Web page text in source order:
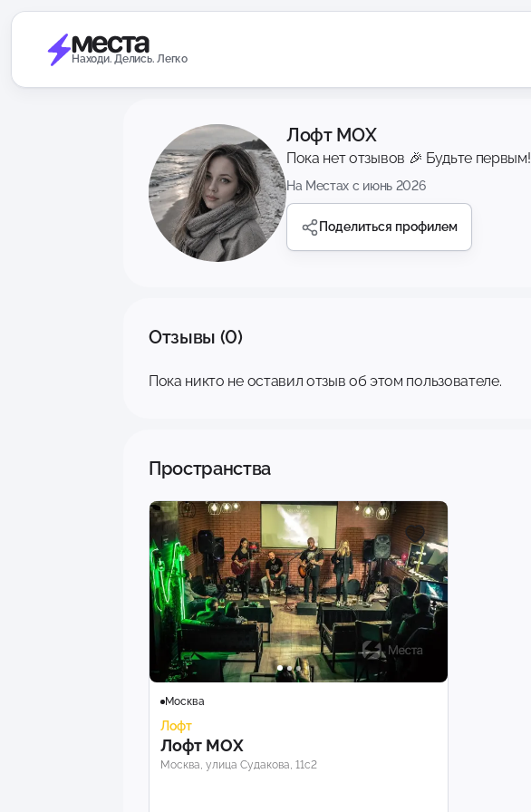
Находи. Делись. Легко
Лофт МОХ
Пока нет отзывов 🎉 Будьте первым!
На Местах с июнь 2026
Поделиться профилем
Отзывы (0)
Пока никто не оставил отзыв об этом пользователе.
Пространства
Москва
Лофт
Лофт МОХ
Москва, улица Судакова, 11с2